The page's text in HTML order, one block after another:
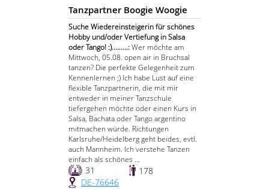
Tanzpartner Boogie Woogie
Suche Wiedereinsteigerin für schönes
Hobby und/oder Vertiefung in Salsa
oder Tango! :).........:Wer möchte am
Mittwoch, 05.08. open air in Bruchsal
tanzen? Die perfekte Gelegenheit zum
Kennenlernen ;) Ich habe Lust auf eine
flexible Tanzpartnerin, die mit mir
entweder in meiner Tanzschule
tiefergehen möchte oder einen Kurs in
Salsa, Bachata oder Tango argentino
mitmachen würde. Richtungen
Karlsruhe/Heidelberg geht beides, evtl.
auch Mannheim. Ich verstehe Tanzen
einfach als schönes ...
31
178
DE-76646